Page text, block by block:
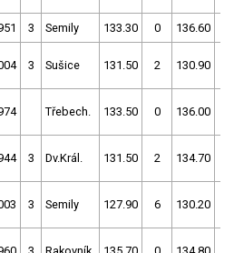
3 Semily 133.30 0 136.60
3 Sušice 131.50 2 130.90
Třebech. 133.50 0 136.00
3 Dv.Král. 131.50 2 134.70
3 Semily 127.90 6 130.20